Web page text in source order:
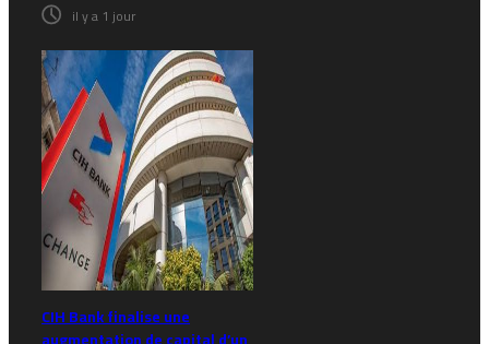
il y a 1 jour
CIH Bank finalise une